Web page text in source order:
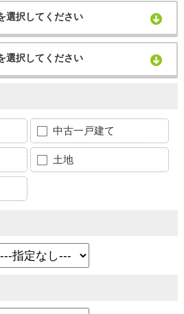
選択してください
選択してください
中古一戸建て
土地